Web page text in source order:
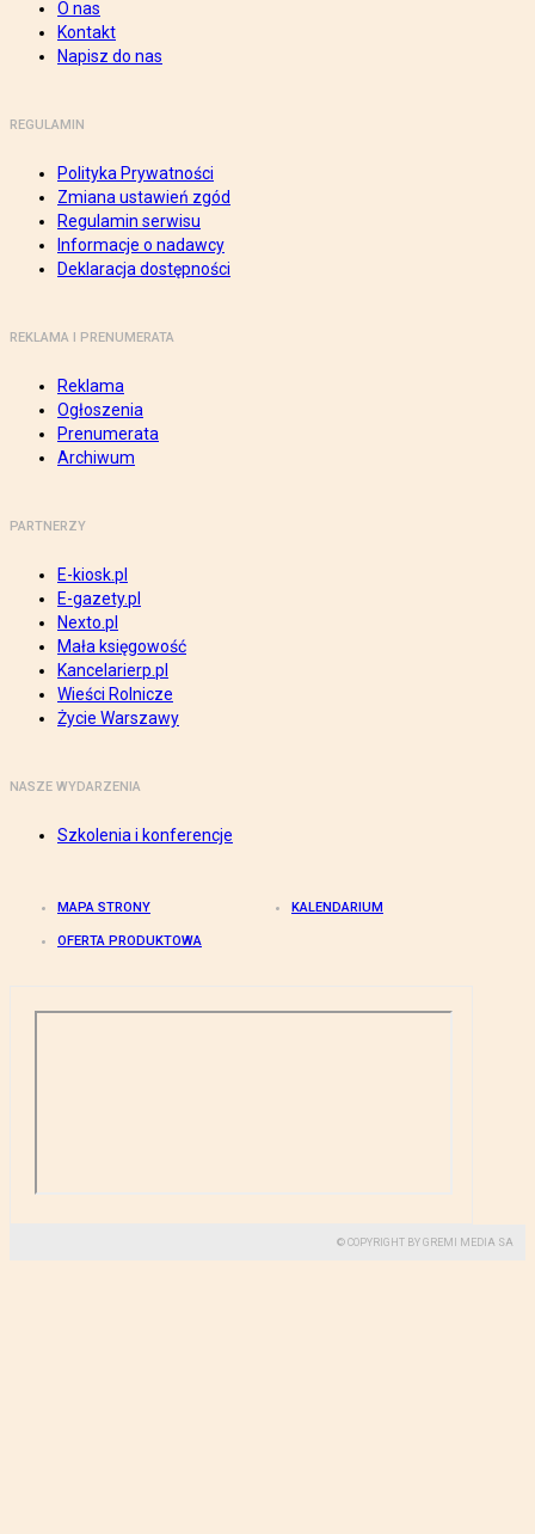
O nas
Kontakt
Napisz do nas
REGULAMIN
Polityka Prywatności
Zmiana ustawień zgód
Regulamin serwisu
Informacje o nadawcy
Deklaracja dostępności
REKLAMA I PRENUMERATA
Reklama
Ogłoszenia
Prenumerata
Archiwum
PARTNERZY
E-kiosk.pl
E-gazety.pl
Nexto.pl
Mała księgowość
Kancelarierp.pl
Wieści Rolnicze
Życie Warszawy
NASZE WYDARZENIA
Szkolenia i konferencje
MAPA STRONY KALENDARIUM
OFERTA PRODUKTOWA
© COPYRIGHT BY GREMI MEDIA SA